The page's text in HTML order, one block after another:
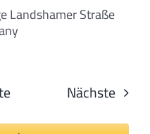
Landshamer Straße
Nächste